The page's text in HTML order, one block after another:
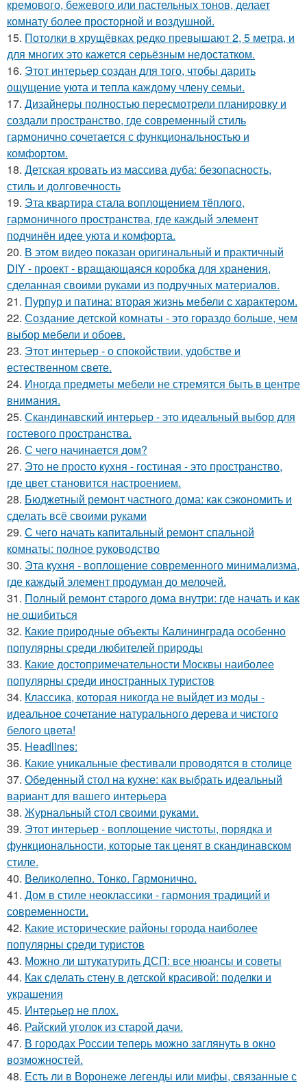
кремового, бежевого или пастельных тонов, делает
комнату более просторной и воздушной.
15. Потолки в хрущёвках редко превышают 2, 5 метра, и
для многих это кажется серьёзным недостатком.
16. Этот интерьер создан для того, чтобы дарить
ощущение уюта и тепла каждому члену семьи.
17. Дизайнеры полностью пересмотрели планировку и
создали пространство, где современный стиль
гармонично сочетается с функциональностью и
комфортом.
18. Детская кровать из массива дуба: безопасность,
стиль и долговечность
19. Эта квартира стала воплощением тёплого,
гармоничного пространства, где каждый элемент
подчинён идее уюта и комфорта.
20. В этом видео показан оригинальный и практичный
DIY - проект - вращающаяся коробка для хранения,
сделанная своими руками из подручных материалов.
21. Пурпур и патина: вторая жизнь мебели с характером.
22. Создание детской комнаты - это гораздо больше, чем
выбор мебели и обоев.
23. Этот интерьер - о спокойствии, удобстве и
естественном свете.
24. Иногда предметы мебели не стремятся быть в центре
внимания.
25. Скандинавский интерьер - это идеальный выбор для
гостевого пространства.
26. С чего начинается дом?
27. Это не просто кухня - гостиная - это пространство,
где цвет становится настроением.
28. Бюджетный ремонт частного дома: как сэкономить и
сделать всё своими руками
29. С чего начать капитальный ремонт спальной
комнаты: полное руководство
30. Эта кухня - воплощение современного минимализма,
где каждый элемент продуман до мелочей.
31. Полный ремонт старого дома внутри: где начать и как
не ошибиться
32. Какие природные объекты Калининграда особенно
популярны среди любителей природы
33. Какие достопримечательности Москвы наиболее
популярны среди иностранных туристов
34. Классика, которая никогда не выйдет из моды -
идеальное сочетание натурального дерева и чистого
белого цвета!
35. Headlines:
36. Какие уникальные фестивали проводятся в столице
37. Обеденный стол на кухне: как выбрать идеальный
вариант для вашего интерьера
38. Журнальный стол своими руками.
39. Этот интерьер - воплощение чистоты, порядка и
функциональности, которые так ценят в скандинавском
стиле.
40. Великолепно. Тонко. Гармонично.
41. Дом в стиле неоклассики - гармония традиций и
современности.
42. Какие исторические районы города наиболее
популярны среди туристов
43. Можно ли штукатурить ДСП: все нюансы и советы
44. Как сделать стену в детской красивой: поделки и
украшения
45. Интерьер не плох.
46. Райский уголок из старой дачи.
47. В городах России тепеpь можно зaглянуть в окно
возмoжностей.
48. Есть ли в Воронеже легенды или мифы, связанные с